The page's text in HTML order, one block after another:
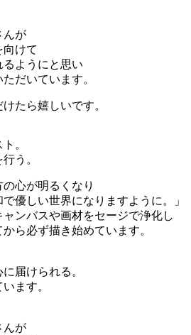
んが
向けて
ようにと思い
だいています。
たら嬉しいです。
。
う。
の心が明るくなり
優しい世界になりますように。」
ンバスや画材をセージで浄化し
ら必ず描き始めています。
届けられる。
ます。
んが